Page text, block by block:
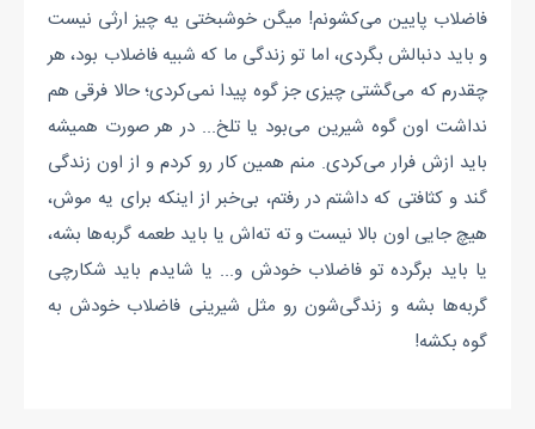
فاضلاب پایین می‌کشونم! میگن خوشبختی یه چیز ارثی نیست
و باید دنبالش بگردی، اما تو زندگی ما که شبیه فاضلاب بود، هر
چقدرم که می‌گشتی چیزی جز گوه پیدا نمی‌کردی؛ حالا فرقی هم
نداشت اون گوه شیرین می‌بود یا تلخ... در هر صورت همیشه
باید ازش فرار می‌کردی. منم همین کار رو کردم و از اون زندگی
گند و کثافتی که داشتم در رفتم، بی‌خبر از اینکه برای یه موش،
هیچ جایی اون بالا نیست و ته ته‌اش یا باید طعمه گربه‌ها بشه،
یا باید برگرده تو فاضلاب خودش و... یا شایدم باید شکارچی
گربه‌ها بشه و زندگی‌شون رو مثل شیرینی فاضلاب خودش به
گوه بکشه!